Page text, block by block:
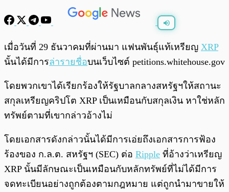
พร้อมเล่น 0:00
เมื่อวันที่ 29 ธันวาคมที่ผ่านมา แฟนพันธุ์แท้เหรียญ XRP
นั้นได้มีการล่ารายชื่อบนเว็บไซต์ petitions.whitehouse.gov
โดยพวกเขาได้เรียกร้องให้รัฐบาลกลางสหรัฐฯให้สถานะ
สกุลเหรียญคริปโต XRP เป็นเหมือนกับสกุลเงิน หาใช่หลัก
ทรัพย์ตามที่เขากล่าวอ้างไม่
โดยเอกสารดังกล่าวนั้นได้มีการเอ่ยถึงเอกสารการฟ้อง
ร้องของ ก.ล.ต. สหรัฐฯ (SEC) ต่อ Ripple ที่อ้างว่าเหรียญ
XRP นั้นมีลักษณะเป็นเหมือนกับหลักทรัพย์ที่ไม่ได้มีการ
จดทะเบียนอย่างถูกต้องตามกฎหมาย แต่ถูกนำมาขายให้